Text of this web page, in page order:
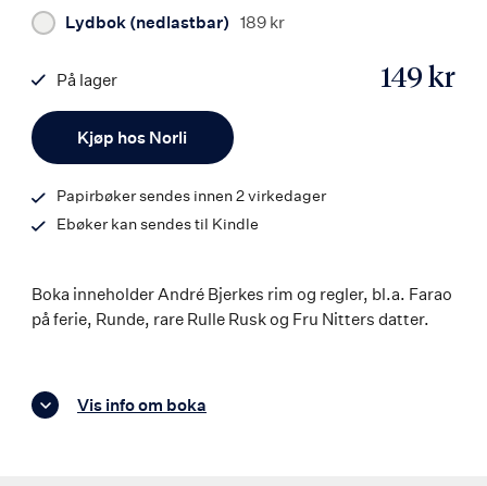
Lydbok (nedlastbar) 189 kr
Kjøp hos Norli
149 kr
På lager
9788242129758
Papirbøker sendes innen 2 virkedager
Ebøker kan sendes til Kindle
Boka inneholder André Bjerkes rim og regler, bl.a. Farao
på ferie, Runde, rare Rulle Rusk og Fru Nitters datter.
Vis info om boka